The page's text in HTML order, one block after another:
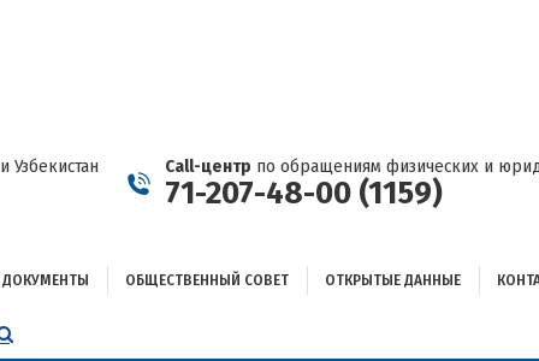
Узбекистан Call-центр по обращениям физических и
71-207-48-00 (1159)
ДОКУМЕНТЫ ОБЩЕСТВЕННЫЙ СОВЕТ ОТКРЫТЫЕ ДАННЫЕ